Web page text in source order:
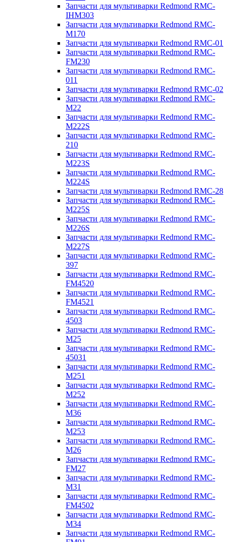
Запчасти для мультиварки Redmond RMC-
IHM303
Запчасти для мультиварки Redmond RMC-
M170
Запчасти для мультиварки Redmond RMC-01
Запчасти для мультиварки Redmond RMC-
FM230
Запчасти для мультиварки Redmond RMC-
011
Запчасти для мультиварки Redmond RMC-02
Запчасти для мультиварки Redmond RMC-
M22
Запчасти для мультиварки Redmond RMC-
M222S
Запчасти для мультиварки Redmond RMC-
210
Запчасти для мультиварки Redmond RMC-
M223S
Запчасти для мультиварки Redmond RMC-
M224S
Запчасти для мультиварки Redmond RMC-28
Запчасти для мультиварки Redmond RMC-
M225S
Запчасти для мультиварки Redmond RMC-
M226S
Запчасти для мультиварки Redmond RMC-
M227S
Запчасти для мультиварки Redmond RMC-
397
Запчасти для мультиварки Redmond RMC-
FM4520
Запчасти для мультиварки Redmond RMC-
FM4521
Запчасти для мультиварки Redmond RMC-
4503
Запчасти для мультиварки Redmond RMC-
M25
Запчасти для мультиварки Redmond RMC-
45031
Запчасти для мультиварки Redmond RMC-
M251
Запчасти для мультиварки Redmond RMC-
M252
Запчасти для мультиварки Redmond RMC-
M36
Запчасти для мультиварки Redmond RMC-
M253
Запчасти для мультиварки Redmond RMC-
M26
Запчасти для мультиварки Redmond RMC-
FM27
Запчасти для мультиварки Redmond RMC-
M31
Запчасти для мультиварки Redmond RMC-
FM4502
Запчасти для мультиварки Redmond RMC-
M34
Запчасти для мультиварки Redmond RMC-